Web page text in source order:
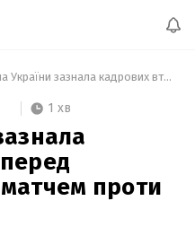
Збірна України зазнала кадрових втрат перед відповідальним матчем проти Литви
1 хв
проти